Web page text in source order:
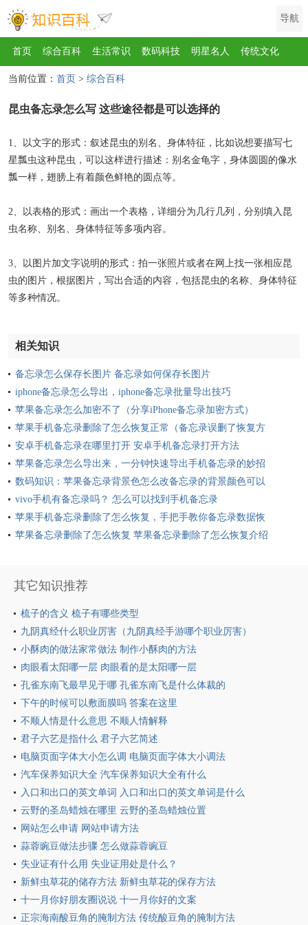
导航
首页 综合百科 生活常识 数码科技 明星名人 传统文化
互联网 健康 影视 美食
运动 游戏 家电 地理 房产 金融 节日
歌曲 动物 植物
当前位置： 首页 > 综合百科
昆虫备忘录怎么写 这些途径都是可以选择的
1、以文字的形式：叙述昆虫的别名、身体特征，比如说想要描写七
星瓢虫这种昆虫，可以这样进行描述：别名金龟字，身体圆圆的像水
瓢一样，翅膀上有着颜色鲜艳的圆点等。
2、以表格的形式：画出一个表格，详细分为几行几列，分别填入昆
虫名称、别名、身体特征等多项内容。
3、以图片加文字说明的形式：拍一张照片或者在网上找一张相应昆
虫的图片，根据图片，写出合适的内容，包括昆虫的名称、身体特征
等多种情况。
相关知识
备忘录怎么保存长图片 备忘录如何保存长图片
iphone备忘录怎么导出，iphone备忘录批量导出技巧
苹果备忘录怎么加密不了（分享iPhone备忘录加密方式）
苹果手机备忘录删除了怎么恢复正常（备忘录误删了恢复方
法）
安卓手机备忘录在哪里打开 安卓手机备忘录打开方法
苹果备忘录怎么导出来，一分钟快速导出手机备忘录的妙招
数码知识：苹果备忘录背景色怎么改备忘录的背景颜色可以
换么
vivo手机有备忘录吗？ 怎么可以找到手机备忘录
苹果手机备忘录删除了怎么恢复，手把手教你备忘录数据恢
复方法
苹果备忘录删除了怎么恢复 苹果备忘录删除了怎么恢复介绍
其它知识推荐
梳子的含义 梳子有哪些类型
九阴真经什么职业厉害（九阴真经手游哪个职业厉害）
小酥肉的做法家常做法 制作小酥肉的方法
肉眼看太阳哪一层 肉眼看的是太阳哪一层
孔雀东南飞最早见于哪 孔雀东南飞是什么体裁的
下午的时候可以敷面膜吗 答案在这里
不顺人情是什么意思 不顺人情解释
君子六艺是指什么 君子六艺简述
电脑页面字体大小怎么调 电脑页面字体大小调法
汽车保养知识大全 汽车保养知识大全有什么
入口和出口的英文单词 入口和出口的英文单词是什么
云野的圣岛蜡烛在哪里 云野的圣岛蜡烛位置
网站怎么申请 网站申请方法
蒜蓉豌豆做法步骤 怎么做蒜蓉豌豆
失业证有什么用 失业证用处是什么？
新鲜虫草花的储存方法 新鲜虫草花的保存方法
十一月你好朋友圈说说 十一月你好的文案
正宗海南酸豆角的腌制方法 传统酸豆角的腌制方法